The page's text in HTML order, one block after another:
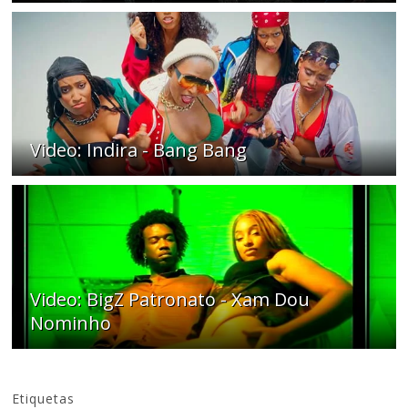
Video: Indira - Bang Bang
Video: BigZ Patronato - Xam Dou
Nominho
Etiquetas